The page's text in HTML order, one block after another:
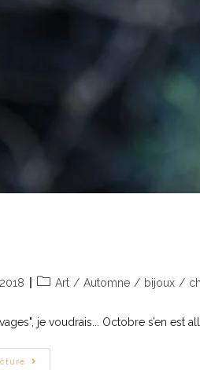
Art / Automne / bijoux /
je voudrais... Octobre s’en